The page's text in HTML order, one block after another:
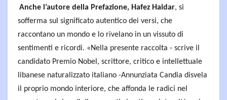
Anche l’autore della Prefazione, Hafez Haidar, si
sofferma sul significato autentico dei versi, che
raccontano un mondo e lo rivelano in un vissuto di
sentimenti e ricordi. «Nella presente raccolta - scrive il
candidato Premio Nobel, scrittore, critico e intellettuale
libanese naturalizzato italiano -Annunziata Candia disvela
il proprio mondo interiore, che affonda le radici nel